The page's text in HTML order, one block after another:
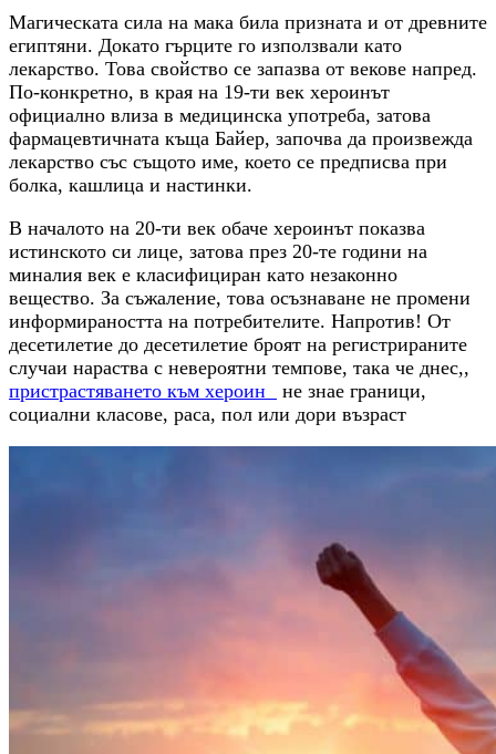
Магическата сила на мака била призната и от древните
египтяни. Докато гърците го използвали като
лекарство. Това свойство се запазва от векове напред.
По-конкретно, в края на 19-ти век хероинът
официално влиза в медицинска употреба, затова
фармацевтичната къща Байер, започва да произвежда
лекарство със същото име, което се предписва при
болка, кашлица и настинки.
В началото на 20-ти век обаче хероинът показва
истинското си лице, затова през 20-те години на
миналия век е класифициран като незаконно
вещество. За съжаление, това осъзнаване не промени
информираността на потребителите. Напротив! От
десетилетие до десетилетие броят на регистрираните
случаи нараства с невероятни темпове, така че днес,,
пристрастяването към хероин
не знае граници,
социални класове, раса, пол или дори възраст